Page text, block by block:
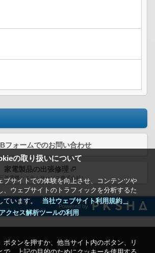
の取り扱いについて
ブサイトでの体験を向上させ、コンテンツや
、ウェブサイトのトラフィックを分析するた
ています。
当社ウェブサイト利用規約＿
クセス解析ツールの利用
ボタンを押すか、他当サイト内のボタン、リ
フォームでのお問い合わせ
家電製品の出張修理
三菱電機システムサービス株式会社）
Powered by